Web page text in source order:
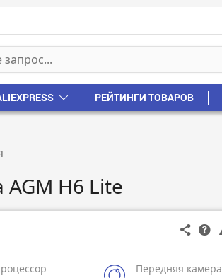
РЕЙТИНГИ ТОВАРОВ
H6 Lite
Передняя камера